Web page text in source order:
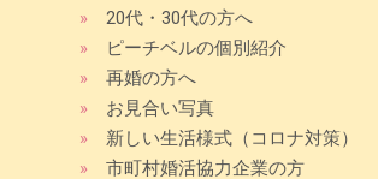
»
20代・30代の方へ
»
ピーチベルの個別紹介
»
再婚の方へ
»
お見合い写真
»
新しい生活様式（コロナ対策）
»
市町村婚活協力企業の方